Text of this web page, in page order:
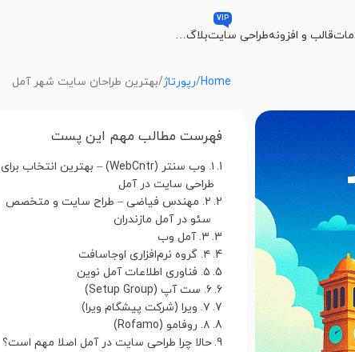
قالب و افزونهطراحی سایت
VIP
بلاگ…
Home رپورتاژ بهترین طراحان سایت شهر آمل
فهرست مطالب مهم این پست
۱. وب سنتر (WebCntr) – بهترین انتخاب برای
طراحی سایت در آمل
۲. مهندس فیاضی – طراح سایت و متخصص
سئو در آمل مازندران
۳. آمل وب
۴. گروه نرم‌افزاری اوجاسافت
۵. فناوری اطلاعات آمل نوین
۶. ست آپ (Setup Group)
۷. ویرا (شرکت پیشگام ویرا)
۸. روفامو (Rofamo)
حالا چرا طراحی سایت در آمل اصلا مهم است؟